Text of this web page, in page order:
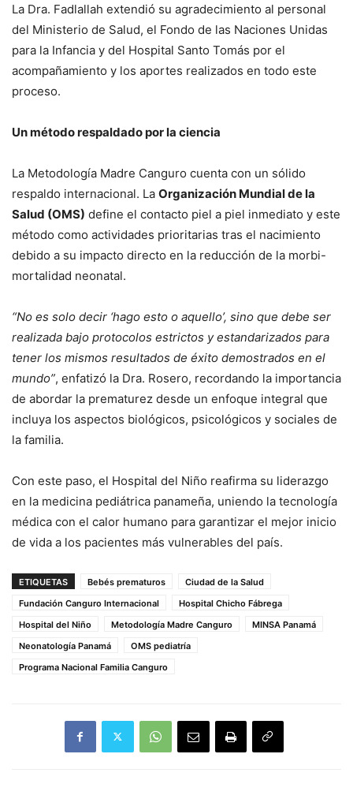
La Dra. Fadlallah extendió su agradecimiento al personal
del Ministerio de Salud, el Fondo de las Naciones Unidas
para la Infancia y del Hospital Santo Tomás por el
acompañamiento y los aportes realizados en todo este
proceso.
Un método respaldado por la ciencia
La Metodología Madre Canguro cuenta con un sólido
respaldo internacional. La Organización Mundial de la
Salud (OMS) define el contacto piel a piel inmediato y este
método como actividades prioritarias tras el nacimiento
debido a su impacto directo en la reducción de la morbi-
mortalidad neonatal.
“No es solo decir ‘hago esto o aquello’, sino que debe ser
realizada bajo protocolos estrictos y estandarizados para
tener los mismos resultados de éxito demostrados en el
mundo”, enfatizó la Dra. Rosero, recordando la importancia
de abordar la prematurez desde un enfoque integral que
incluya los aspectos biológicos, psicológicos y sociales de
la familia.
Con este paso, el Hospital del Niño reafirma su liderazgo
en la medicina pediátrica panameña, uniendo la tecnología
médica con el calor humano para garantizar el mejor inicio
de vida a los pacientes más vulnerables del país.
ETIQUETAS Bebés prematuros
Ciudad de la Salud
Fundación Canguro Internacional
Hospital Chicho Fábrega
Hospital del Niño
Metodología Madre Canguro
MINSA Panamá
Neonatología Panamá
OMS pediatría
Programa Nacional Familia Canguro